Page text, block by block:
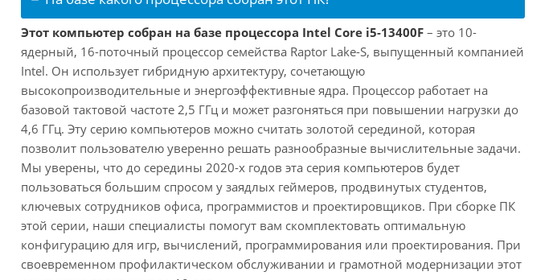
Этот компьютер собран на базе процессора Intel Core i5-13400F – это 10-
ядерный, 16-поточный процессор семейства Raptor Lake-S, выпущенный компанией
Intel. Он использует гибридную архитектуру, сочетающую
высокопроизводительные и энергоэффективные ядра. Процессор работает на
базовой тактовой частоте 2,5 ГГц и может разгоняться при повышении нагрузки до
4,6 ГГц. Эту серию компьютеров можно считать золотой серединой, которая
позволит пользователю уверенно решать разнообразные вычислительные задачи.
Мы уверены, что до середины 2020-х годов эта серия компьютеров будет
пользоваться большим спросом у заядлых геймеров, продвинутых студентов,
ключевых сотрудников офиса, программистов и проектировщиков. При сборке ПК
этой серии, наши специалисты помогут вам скомплектовать оптимальную
конфигурацию для игр, вычислений, программирования или проектирования. При
своевременном профилактическом обслуживании и грамотной модернизации этот